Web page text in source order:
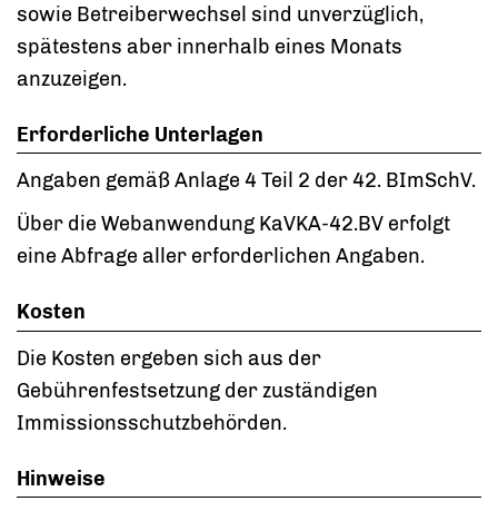
sowie Betreiberwechsel sind unverzüglich,
spätestens aber innerhalb eines Monats
anzuzeigen.
Erforderliche Unterlagen
Angaben gemäß Anlage 4 Teil 2 der 42. BImSchV.
Über die Webanwendung KaVKA-42.BV erfolgt
eine Abfrage aller erforderlichen Angaben.
Kosten
Die Kosten ergeben sich aus der
Gebührenfestsetzung der zuständigen
Immissionsschutzbehörden.
Hinweise